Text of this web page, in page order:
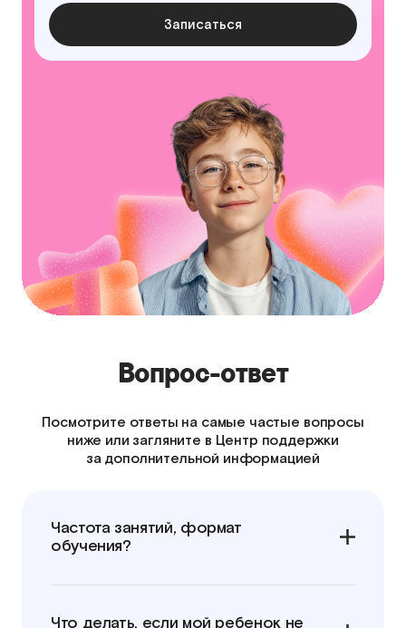
Записаться
Вопрос-ответ
Посмотрите ответы на самые частые вопросы
ниже или загляните в Центр поддержки
за дополнительной информацией
Частота занятий, формат
обучения?
Что делать, если мой ребенок не